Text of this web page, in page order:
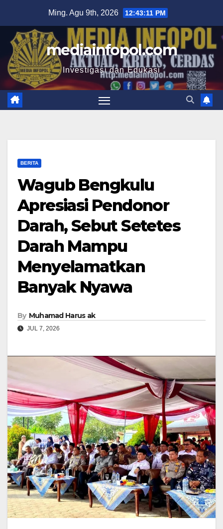
content
Ming. Agu 9th, 2026 12:43:12 PM
mediainfopol.com
Investigasi dan Edukasi
BERITA
Wagub Bengkulu
Apresiasi Pendonor
Darah, Sebut Setetes
Darah Mampu
Menyelamatkan
Banyak Nyawa
By Muhamad Harus ak
JUL 7, 2026